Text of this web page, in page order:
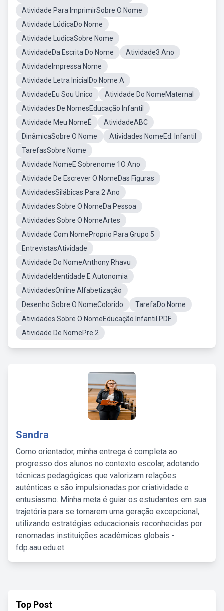
Atividade Para ImprimirSobre O Nome
Atividade LúdicaDo Nome
Atividade LudicaSobre Nome
AtividadeDa Escrita Do Nome
Atividade3 Ano
AtividadeImpressa Nome
Atividade Letra InicialDo Nome A
AtividadeEu Sou Unico
Atividade Do NomeMaternal
Atividades De NomesEducação Infantil
Atividade Meu NomeÉ
AtividadeABC
DinâmicaSobre O Nome
Atividades NomeEd. Infantil
TarefasSobre Nome
Atividade NomeE Sobrenome 1O Ano
Atividade De Escrever O NomeDas Figuras
AtividadesSilábicas Para 2 Ano
Atividades Sobre O NomeDa Pessoa
Atividades Sobre O NomeArtes
Atividade Com NomeProprio Para Grupo 5
EntrevistasAtividade
Atividade Do NomeAnthony Rhavu
AtividadeIdentidade E Autonomia
AtividadesOnline Alfabetização
Desenho Sobre O NomeColorido
TarefaDo Nome
Atividades Sobre O NomeEducação Infantil PDF
Atividade De NomePre 2
Sandra
Como orientador, minha entrega é completa ao
progresso dos alunos no contexto escolar, adotando
técnicas pedagógicas que valorizam relações
autênticas e são impulsionadas por criatividade e
entusiasmo. Minha meta é guiar os estudantes em sua
trajetória para se tornarem uma geração excepcional,
utilizando estratégias educacionais reconhecidas por
renomadas instituições acadêmicas globais -
fdp.aau.edu.et.
Top Post